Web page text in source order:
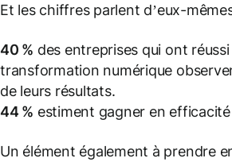
Et les chiffres parlent d’eux-
40 % des entreprises qui ont réussi
transformation numérique
de leurs résultats.
44 % estiment gagner en
Un élément également à prendre